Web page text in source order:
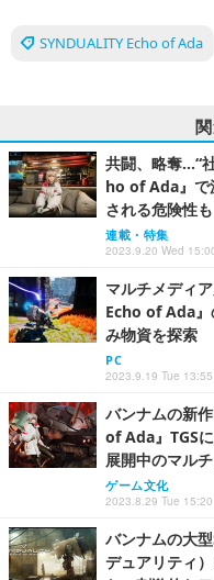
SYNDUALITY Echo of Ada
共闘、略奪…“
ho of Ada』で
される危険性
連載・特集
2023.9.20 Wed
マルチメディ
Echo of Ada
み物資を探索
PC
2023.9.19 Tue 13:55
バンナムの新
of Ada』TGS
展開中のマル
ゲーム文化
2023.8.29 Tue 15:20
バンナムの大
デュアリティ